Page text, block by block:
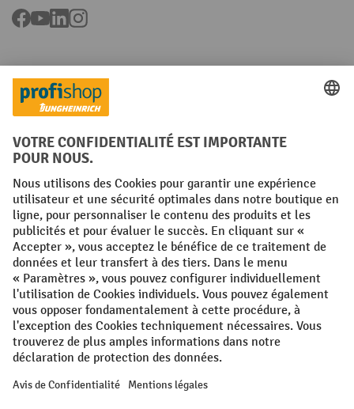
Facebook
YouTubeLinkedInInstagram
Langues
FR NL
Conditions générales Mentions légales
Protection des Données Politique de cookies
All prices excl. VAT plusshipping costsand possible delivery charges,
if not stated otherwise.
¹ La remise est valable jusqu'à épuisement des stocks. La remise ne
s'applique pas aux prix spéciaux. Il n'est pas possible de le combiner
avec d'autres réductions en pourcentage ou bons de réduction. | ² La
réduction sera accordée une seule fois lors de la première inscription
à la newsletter. Le code de réduction est valable pendant 10 jours et
nette minimale de 250,00 €. La réduction varie selon la catégorie de